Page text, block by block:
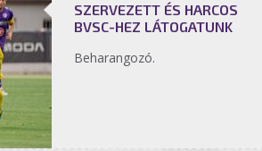
SZERVEZETT ÉS HARCOS
BVSC-HEZ LÁTOGATUNK
Beharangozó.